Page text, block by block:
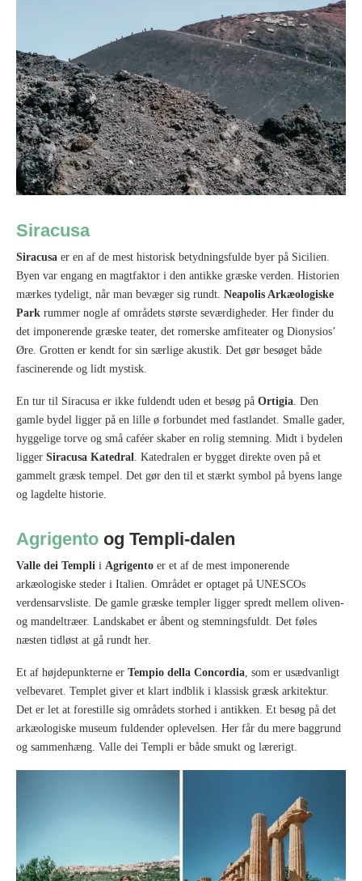
Siracusa
Siracusa er en af de mest historisk betydningsfulde byer på Sicilien.
Byen var engang en magtfaktor i den antikke græske verden. Historien
mærkes tydeligt, når man bevæger sig rundt. Neapolis Arkæologiske
Park rummer nogle af områdets største seværdigheder. Her finder du
det imponerende græske teater, det romerske amfiteater og Dionysios’
Øre. Grotten er kendt for sin særlige akustik. Det gør besøget både
fascinerende og lidt mystisk.
En tur til Siracusa er ikke fuldendt uden et besøg på Ortigia. Den
gamle bydel ligger på en lille ø forbundet med fastlandet. Smalle gader,
hyggelige torve og små caféer skaber en rolig stemning. Midt i bydelen
ligger Siracusa Katedral. Katedralen er bygget direkte oven på et
gammelt græsk tempel. Det gør den til et stærkt symbol på byens lange
og lagdelte historie.
Agrigento og Templi-dalen
Valle dei Templi i Agrigento er et af de mest imponerende
arkæologiske steder i Italien. Området er optaget på UNESCOs
verdensarvsliste. De gamle græske templer ligger spredt mellem oliven-
og mandeltræer. Landskabet er åbent og stemningsfuldt. Det føles
næsten tidløst at gå rundt her.
Et af højdepunkterne er Tempio della Concordia, som er usædvanligt
velbevaret. Templet giver et klart indblik i klassisk græsk arkitektur.
Det er let at forestille sig områdets storhed i antikken. Et besøg på det
arkæologiske museum fuldender oplevelsen. Her får du mere baggrund
og sammenhæng. Valle dei Templi er både smukt og lærerigt.